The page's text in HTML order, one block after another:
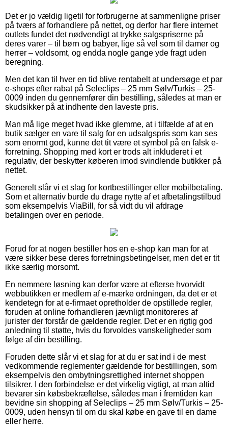
Det er jo vældig ligetil for forbrugerne at sammenligne priser
på tværs af forhandlere på nettet, og derfor har flere internet
outlets fundet det nødvendigt at trykke salgspriserne på
deres varer – til børn og babyer, lige så vel som til damer og
herrer – voldsomt, og endda nogle gange yde fragt uden
beregning.
Men det kan til hver en tid blive rentabelt at undersøge et par
e-shops efter rabat på Seleclips – 25 mm Sølv/Turkis – 25-
0009 inden du gennemfører din bestilling, således at man er
skudsikker på at indhente den laveste pris.
Man må lige meget hvad ikke glemme, at i tilfælde af at en
butik sælger en vare til salg for en udsalgspris som kan ses
som enormt god, kunne det tit være et symbol på en falsk e-
forretning. Shopping med kort er trods alt inkluderet i et
regulativ, der beskytter køberen imod svindlende butikker på
nettet.
Generelt slår vi et slag for kortbestillinger eller mobilbetaling.
Som et alternativ burde du drage nytte af et afbetalingstilbud
som eksempelvis ViaBill, for så vidt du vil afdrage
betalingen over en periode.
Forud for at nogen bestiller hos en e-shop kan man for at
være sikker bese deres forretningsbetingelser, men det er tit
ikke særlig morsomt.
En nemmere løsning kan derfor være at efterse hvorvidt
webbutikken er medlem af e-mærke ordningen, da det er et
kendetegn for at e-firmaet opretholder de opstillede regler,
foruden at online forhandleren jævnligt monitoreres af
jurister der forstår de gældende regler. Det er en rigtig god
anledning til støtte, hvis du forvoldes vanskeligheder som
følge af din bestilling.
Foruden dette slår vi et slag for at du er sat ind i de mest
vedkommende reglementer gældende for bestillingen, som
eksempelvis den ombytningsrettighed internet shoppen
tilsikrer. I den forbindelse er det virkelig vigtigt, at man altid
bevarer sin købsbekræftelse, således man i fremtiden kan
bevidne sin shopping af Seleclips – 25 mm Sølv/Turkis – 25-
0009, uden hensyn til om du skal købe en gave til en dame
eller herre.